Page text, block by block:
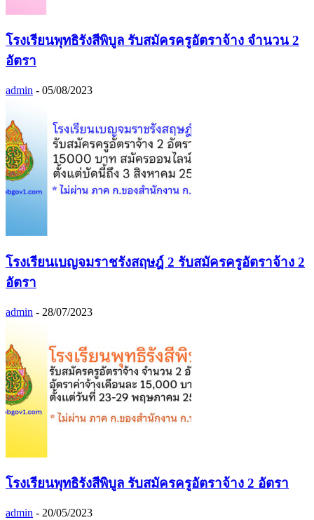
โรงเรียนพุทธิรังสีพิบูล รับสมัครครูอัตราจ้าง จำนวน 2
อัตรา
admin - 05/08/2023
โรงเรียนเบญจมราชรังสฤษฎ์ 2 รับสมัครครูอัตราจ้าง 2
อัตรา
admin - 28/07/2023
โรงเรียนพุทธิรังสีพิบูล รับสมัครครูอัตราจ้าง 2 อัตรา
admin - 20/05/2023